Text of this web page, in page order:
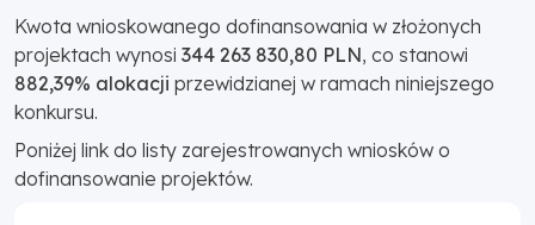
Kwota wnioskowanego dofinansowania w złożonych
projektach wynosi 344 263 830,80 PLN, co stanowi
882,39% alokacji przewidzianej w ramach niniejszego
konkursu.
Poniżej link do listy zarejestrowanych wniosków o
dofinansowanie projektów.